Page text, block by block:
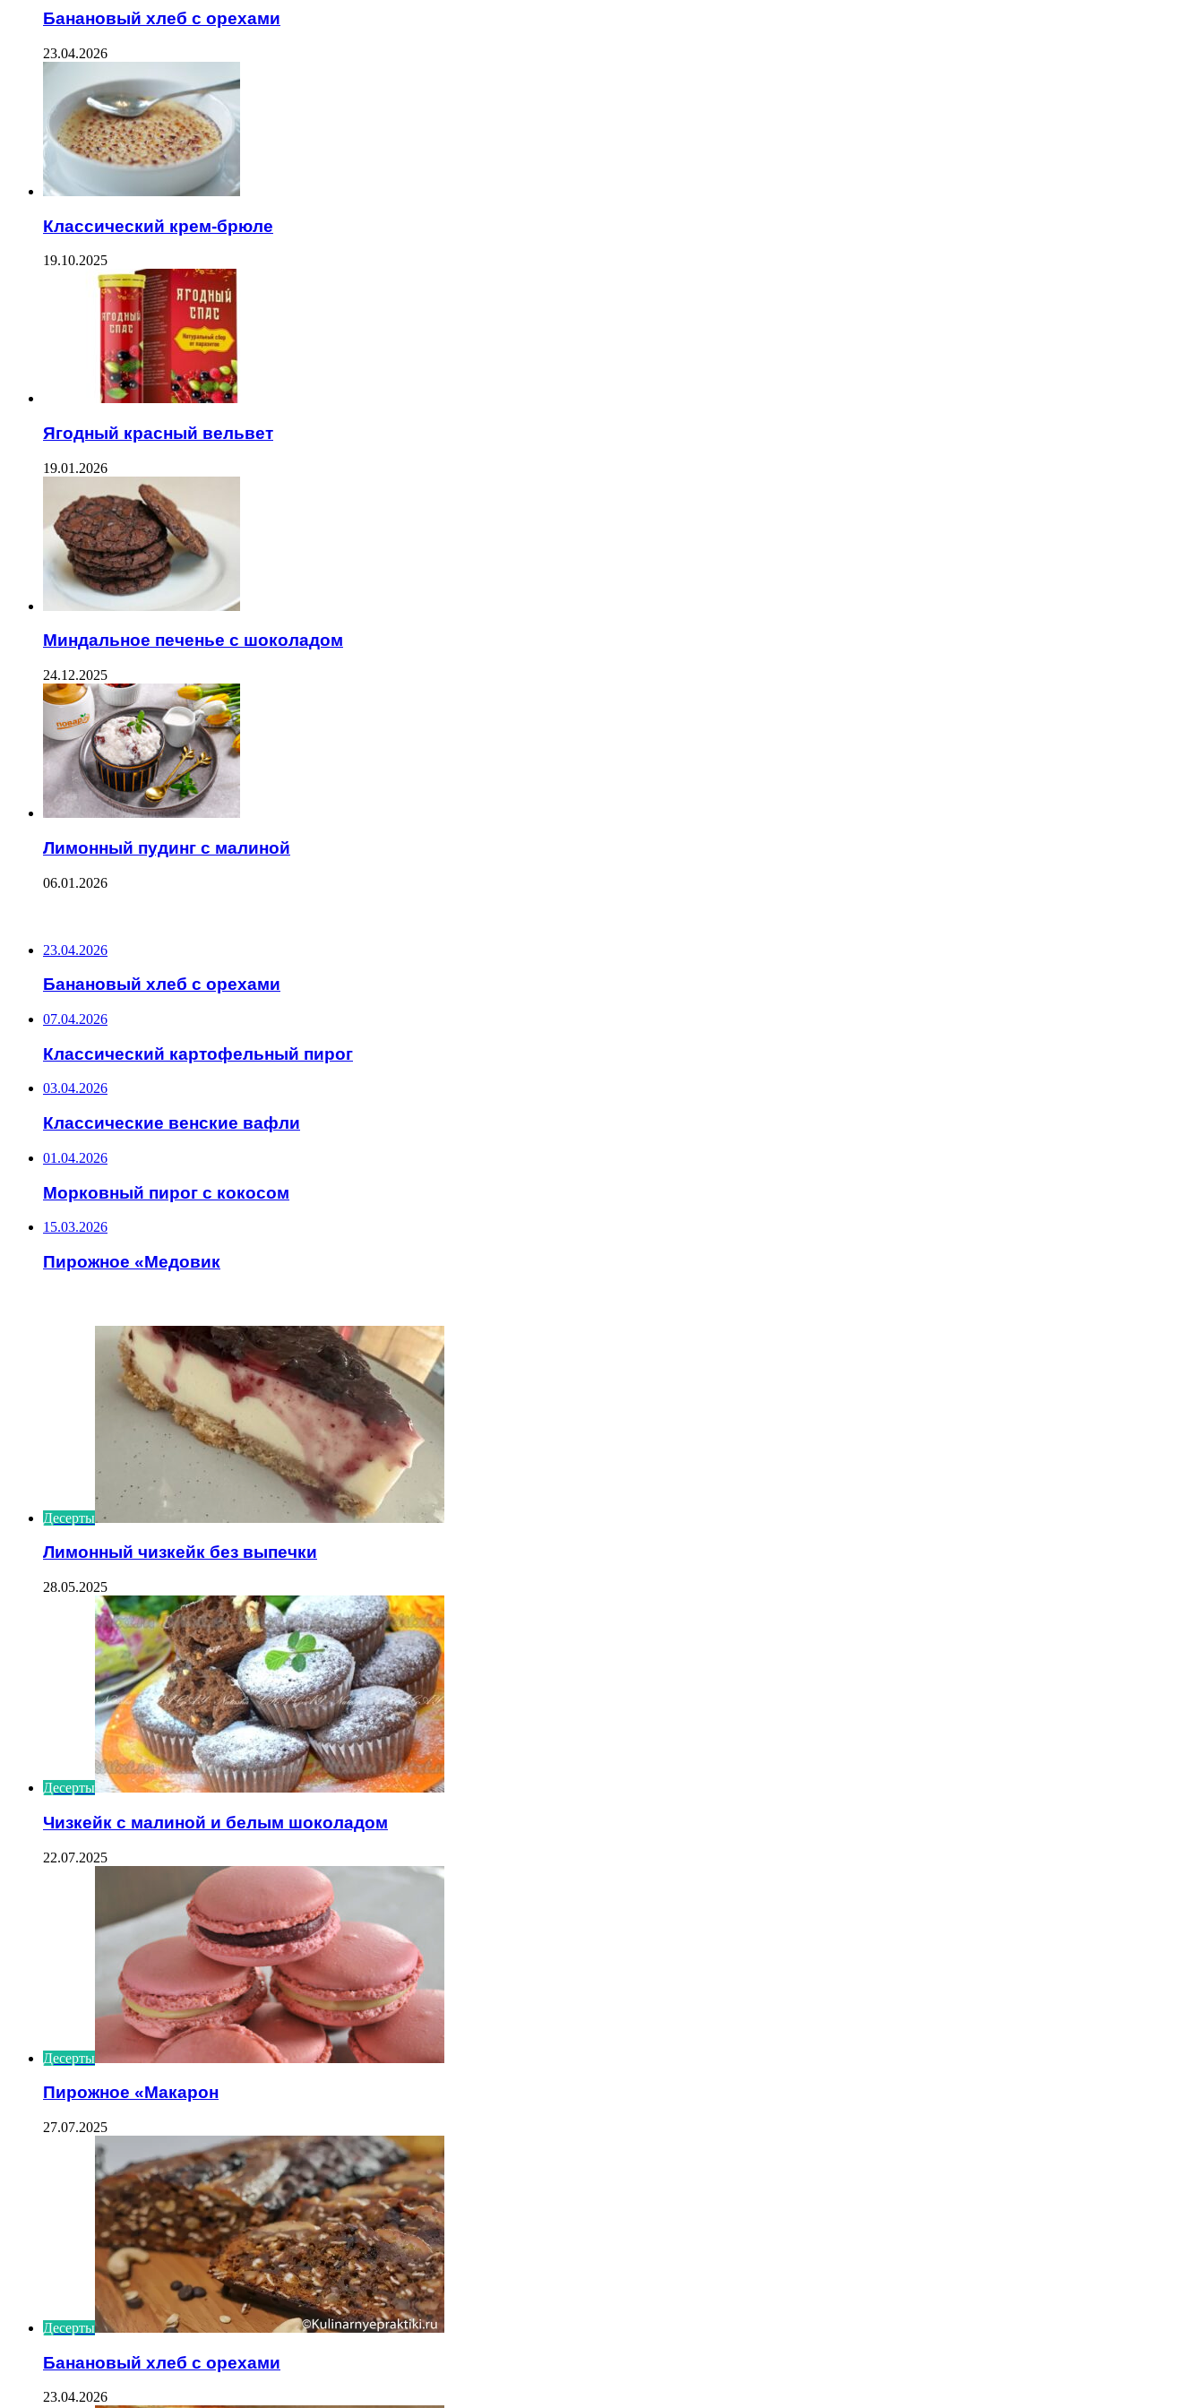
Банановый хлеб с орехами
23.04.2026
Классический крем-брюле
19.10.2025
Ягодный красный вельвет
19.01.2026
Миндальное печенье с шоколадом
24.12.2025
Лимонный пудинг с малиной
06.01.2026
23.04.2026
Банановый хлеб с орехами
07.04.2026
Классический картофельный пирог
03.04.2026
Классические венские вафли
01.04.2026
Морковный пирог с кокосом
15.03.2026
Пирожное «Медовик
Десерты
Лимонный чизкейк без выпечки
28.05.2025
Десерты
Чизкейк с малиной и белым шоколадом
22.07.2025
Десерты
Пирожное «Макарон
27.07.2025
Десерты
Банановый хлеб с орехами
23.04.2026